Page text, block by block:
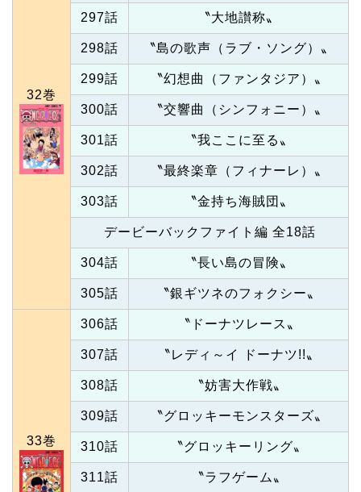
32巻
297話 〝大地讃称〟
298話 〝島の歌声（ラブ・ソング）〟
299話 〝幻想曲（ファンタジア）〟
300話 〝交響曲（シンフォニー）〟
301話 〝我ここに至る〟
302話 〝最終楽章（フィナーレ）〟
303話 〝金持ち海賊団〟
デービーバックファイト編 全18話
304話 〝長い島の冒険〟
305話 〝銀ギツネのフォクシー〟
33巻
306話 〝ドーナツレース〟
307話 〝レディ～イ ドーナツ!!〟
308話 〝妨害大作戦〟
309話 〝グロッキーモンスターズ〟
310話 〝グロッキーリング〟
311話 〝ラフゲーム〟